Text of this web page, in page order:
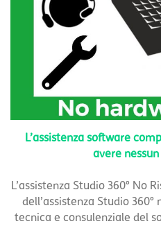
L’assistenza software
avere
L’assistenza Studio 360° No
dell’assistenza Studio
tecnica e consulenziale del